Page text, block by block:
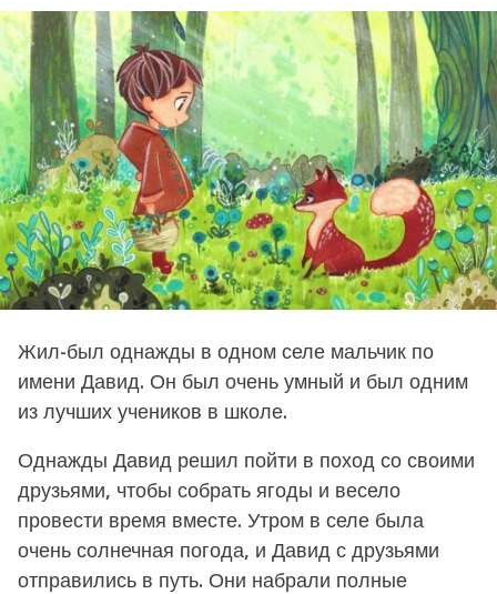
o
6
м
с
я
ц
е
в
a
o
g
o
Жил-был однажды в одном селе мальчик по
имени Давид. Он был очень умный и был одним
из лучших учеников в школе.
Однажды Давид решил пойти в поход со своими
друзьями, чтобы собрать ягоды и весело
провести время вместе. Утром в селе была
очень солнечная погода, и Давид с друзьями
отправились в путь. Они набрали полные